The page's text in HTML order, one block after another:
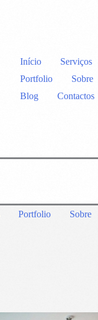
Início
Serviços
Portfolio
Sobre
Blog
Contactos
Portfolio Sobre